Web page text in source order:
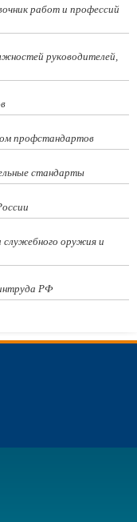
работ и профессий
руководителей,
профстандартов
стандарты
служебного оружия и
РФ